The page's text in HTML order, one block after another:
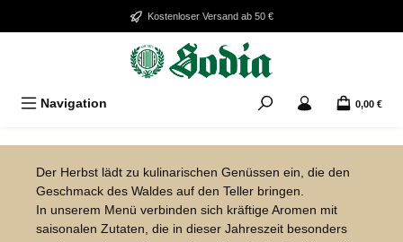
Zum Hauptinhalt springenKostenloser Versand ab 50 €
Navigation 0,00 €
Der Herbst lädt zu kulinarischen Genüssen ein, die den
Geschmack des Waldes auf den Teller bringen.
In unserem Menü verbinden sich kräftige Aromen mit
saisonalen Zutaten, die in dieser Jahreszeit besonders